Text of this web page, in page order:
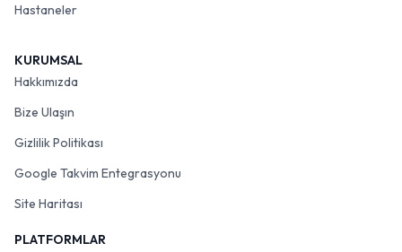
Hastaneler
KURUMSAL
Hakkımızda
Bize Ulaşın
Gizlilik Politikası
Google Takvim Entegrasyonu
Site Haritası
PLATFORMLAR